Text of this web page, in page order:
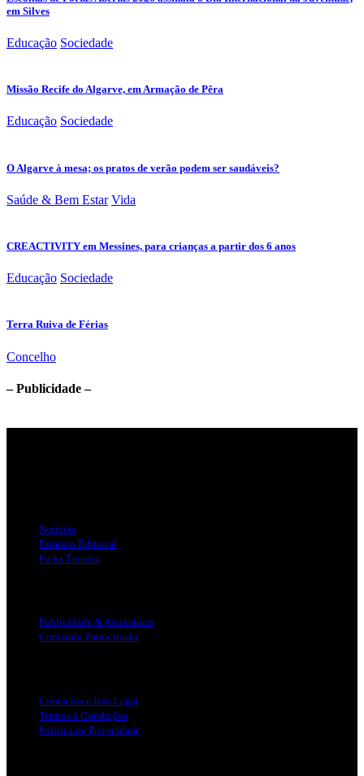
em Silves
Educação Sociedade
Missão Recife do Algarve, em Armação de Pêra
Educação Sociedade
O Algarve à mesa; os pratos de verão podem ser saudáveis?
Saúde & Bem Estar Vida
CREACTIVITY em Messines, para crianças a partir dos 6 anos
Educação Sociedade
Terra Ruiva de Férias
Concelho
– Publicidade –
Notícias
Estatuto Editorial
Ficha Técnica
Publicidade & Assinaturas
Conteúdo Patrocinado
Contactos e Info Legal
Termos e Condições
Politica de Privacidade